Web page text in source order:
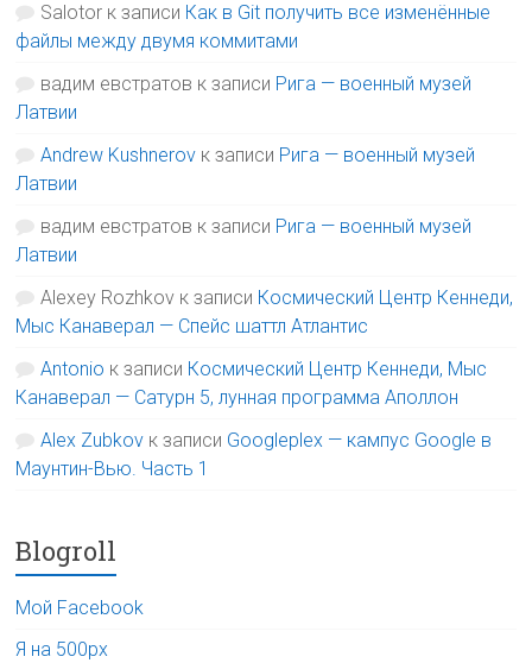
Salotor к записи Как в Git получить все изменённые
файлы между двумя коммитами
вадим евстратов к записи Рига — военный музей
Латвии
Andrew Kushnerov к записи Рига — военный музей
Латвии
вадим евстратов к записи Рига — военный музей
Латвии
Alexey Rozhkov к записи Космический Центр Кеннеди,
Мыс Канаверал — Спейс шаттл Атлантис
Antonio к записи Космический Центр Кеннеди, Мыс
Канаверал — Сатурн 5, лунная программа Аполлон
Alex Zubkov к записи Googleplex — кампус Google в
Маунтин-Вью. Часть 1
Blogroll
Мой Facebook
Я на 500px